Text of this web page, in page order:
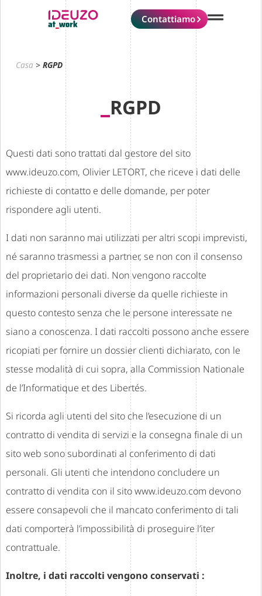
Contattiamo
Casa >RGPD
RGPD
Questi dati sono trattati dal gestore del sito
www.ideuzo.com, Olivier LETORT, che riceve i dati delle
richieste di contatto e delle domande, per poter
rispondere agli utenti.
I dati non saranno mai utilizzati per altri scopi imprevisti,
né saranno trasmessi a partner, se non con il consenso
del proprietario dei dati. Non vengono raccolte
informazioni personali diverse da quelle richieste in
questo contesto senza che le persone interessate ne
siano a conoscenza. I dati raccolti possono anche essere
ricopiati per fornire un dossier clienti dichiarato, con le
stesse modalità di cui sopra, alla Commission Nationale
de l’Informatique et des Libertés.
Si ricorda agli utenti del sito che l’esecuzione di un
contratto di vendita di servizi e la consegna finale di un
sito web sono subordinati al conferimento di dati
personali. Gli utenti che intendono concludere un
contratto di vendita con il sito www.ideuzo.com devono
essere consapevoli che il mancato conferimento di tali
dati comporterà l’impossibilità di proseguire l’iter
contrattuale.
Inoltre, i dati raccolti vengono conservati :